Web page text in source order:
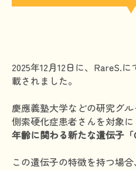
生活に関するコラム
就労に関するコラム
お金に関するコラム
難病の日
2025年12月12日に、RareS.
載されました。
慶應義塾大学などの研究グ
側索硬化症患者さんを対象に
年齢に関わる新たな遺伝子「
この遺伝子の特徴を持つ場